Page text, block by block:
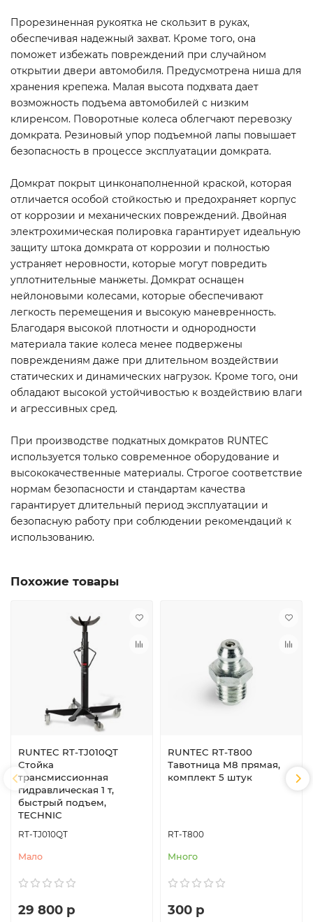
Прорезиненная рукоятка не скользит в руках,
обеспечивая надежный захват. Кроме того, она
поможет избежать повреждений при случайном
открытии двери автомобиля. Предусмотрена ниша для
хранения крепежа. Малая высота подхвата дает
возможность подъема автомобилей с низким
клиренсом. Поворотные колеса облегчают перевозку
домкрата. Резиновый упор подъемной лапы повышает
безопасность в процессе эксплуатации домкрата.
Домкрат покрыт цинконаполненной краской, которая
отличается особой стойкостью и предохраняет корпус
от коррозии и механических повреждений. Двойная
электрохимическая полировка гарантирует идеальную
защиту штока домкрата от коррозии и полностью
устраняет неровности, которые могут повредить
уплотнительные манжеты. Домкрат оснащен
нейлоновыми колесами, которые обеспечивают
легкость перемещения и высокую маневренность.
Благодаря высокой плотности и однородности
материала такие колеса менее подвержены
повреждениям даже при длительном воздействии
статических и динамических нагрузок. Кроме того, они
обладают высокой устойчивостью к воздействию влаги
и агрессивных сред.
При производстве подкатных домкратов RUNTEC
используется только современное оборудование и
высококачественные материалы. Строгое соответствие
нормам безопасности и стандартам качества
гарантирует длительный период эксплуатации и
безопасную работу при соблюдении рекомендаций к
использованию.
Похожие товары
RUNTEC RT-TJ010QT
Стойка
трансмиссионная
гидравлическая 1 т,
быстрый подъем,
TECHNIC
RT-TJ010QT
Мало
29 800 р
RUNTEC RT-T800
Тавотница M8 прямая,
комплект 5 штук
RT-T800
Много
300 р